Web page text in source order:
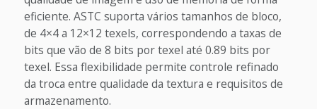
eficiente. ASTC suporta vários tamanhos de bloco,
de 4×4 a 12×12 texels, correspondendo a taxas de
bits que vão de 8 bits por texel até 0.89 bits por
texel. Essa flexibilidade permite controle refinado
da troca entre qualidade da textura e requisitos de
armazenamento.